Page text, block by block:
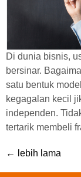
Di dunia bisnis,
bersinar.
satu bentuk
kegagalan kecil
independen.
tertarik membeli
← lebih lama